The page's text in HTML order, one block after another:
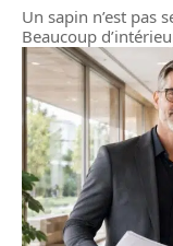
Un sapin n’est pas
Beaucoup